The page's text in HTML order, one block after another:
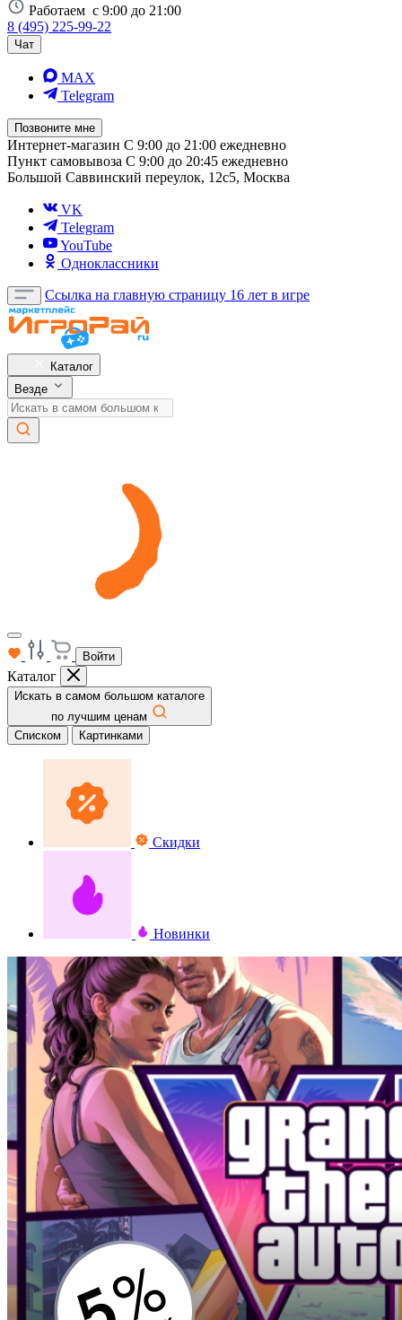
Работаем с 9:00 до 21:00
8 (495) 225-99-22
Чат
MAX
Telegram
Позвоните мне
Интернет-магазин С 9:00 до 21:00 ежедневно
Пункт самовывоза С 9:00 до 20:45 ежедневно
Большой Саввинский переулок, 12с5, Москва
VK
Telegram
YouTube
Одноклассники
Ссылка на главную страницу 16 лет в игре
Каталог
Везде
Войти
Каталог
Искать в самом большом каталоге
по лучшим ценам
Списком
Картинками
Скидки
Новинки